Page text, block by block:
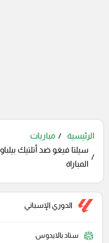
الرئيسية
مباريات
سيلتا فيغو ضد أتلتيك
المباراة
الدوري الإسباني
ستاد بالايدوس